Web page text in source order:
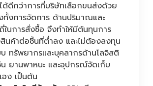
ด้ดีกว่าการที่บริษัทเลือกขนส่งด้วย
ทั้งการจัดการ ด้านปริมาณและ
ในการสั่งซื้อ จึงทำให้มีต้นทุนการ
นค้าต่อชิ้นที่ต่ำลง และไม่ต้องลงทุน
บ ทรัพยากรและบุคลากรด้านโลจิสติ
ยานพาหนะ และอุปกรณ์จัดเก็บ
อง เป็นต้น